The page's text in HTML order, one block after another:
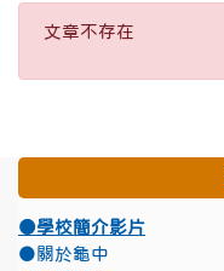
文章不存在
文章不存在
●學校簡介影片
●關於龜中